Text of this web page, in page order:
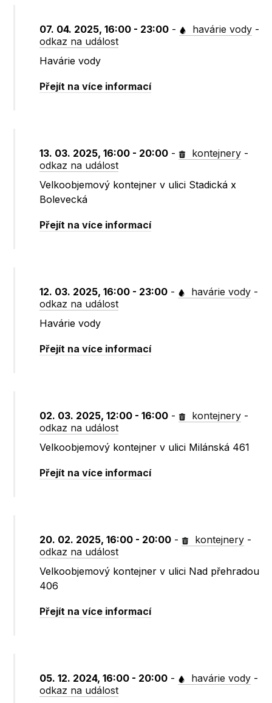
07. 04. 2025, 16:00 - 23:00 - havárie vody -
odkaz na událost
Havárie vody
Přejít na více informací
13. 03. 2025, 16:00 - 20:00 - kontejnery -
odkaz na událost
Velkoobjemový kontejner v ulici Stadická x
Bolevecká
Přejít na více informací
12. 03. 2025, 16:00 - 23:00 - havárie vody -
odkaz na událost
Havárie vody
Přejít na více informací
02. 03. 2025, 12:00 - 16:00 - kontejnery -
odkaz na událost
Velkoobjemový kontejner v ulici Milánská 461
Přejít na více informací
20. 02. 2025, 16:00 - 20:00 - kontejnery -
odkaz na událost
Velkoobjemový kontejner v ulici Nad přehradou
406
Přejít na více informací
05. 12. 2024, 16:00 - 20:00 - havárie vody -
odkaz na událost